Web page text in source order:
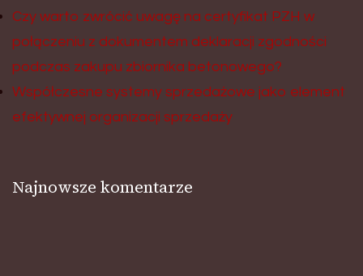
Czy warto zwrócić uwagę na certyfikat PZH w
połączeniu z dokumentem deklaracji zgodności
podczas zakupu zbiornika betonowego?
Współczesne systemy sprzedażowe jako element
efektywnej organizacji sprzedaży
Najnowsze komentarze